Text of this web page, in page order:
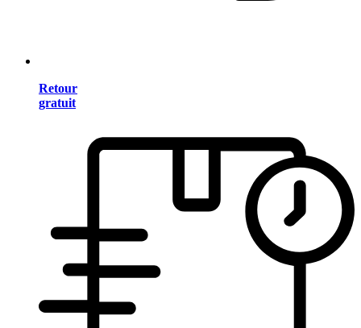
Retour
gratuit